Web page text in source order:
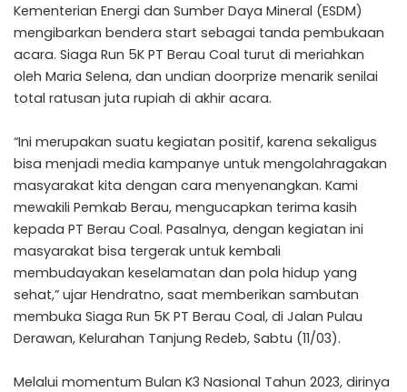
Kementerian Energi dan Sumber Daya Mineral (ESDM)
mengibarkan bendera start sebagai tanda pembukaan
acara. Siaga Run 5K PT Berau Coal turut di meriahkan
oleh Maria Selena, dan undian doorprize menarik senilai
total ratusan juta rupiah di akhir acara.
“Ini merupakan suatu kegiatan positif, karena sekaligus
bisa menjadi media kampanye untuk mengolahragakan
masyarakat kita dengan cara menyenangkan. Kami
mewakili Pemkab Berau, mengucapkan terima kasih
kepada PT Berau Coal. Pasalnya, dengan kegiatan ini
masyarakat bisa tergerak untuk kembali
membudayakan keselamatan dan pola hidup yang
sehat,” ujar Hendratno, saat memberikan sambutan
membuka Siaga Run 5K PT Berau Coal, di Jalan Pulau
Derawan, Kelurahan Tanjung Redeb, Sabtu (11/03).
Melalui momentum Bulan K3 Nasional Tahun 2023, dirinya